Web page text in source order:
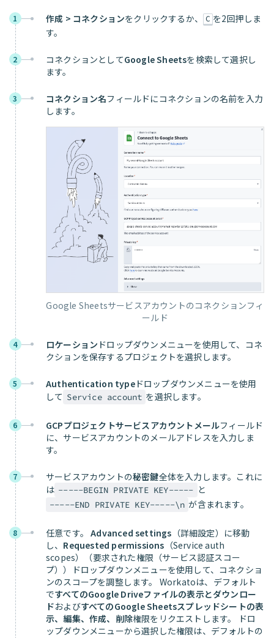
1 作成 > コネクションをクリックするか、 C を2回押しま
す。
2 コネクションとしてGoogle Sheetsを検索して選択し
ます。
3 コネクション名フィールドにコネクションの名前を入力
します。
Google Sheetsサービスアカウントのコネクションフィ
ールド
4 ロケーション ドロップダウンメニューを使用して、コネ
クションを保存するプロジェクトを選択します。
5 Authentication typeドロップダウンメニューを使用
して Service account を選択します。
6 GCPプロジェクトサービスアカウントメールフィールド
に、サービスアカウントのメールアドレスを入力しま
す。
7 サービスアカウントの秘密鍵全体を入力します。これに
は -----BEGIN PRIVATE KEY----- と
-----END PRIVATE KEY-----\n が含まれます。
8 任意です。Advanced settings （詳細設定）に移動
し、 Requested permissions （Service auth
scopes）（要求された権限（サービス認証スコー
プ））ドロップダウンメニューを使用して、コネクショ
ンのスコープを調整します。 Workatoは、デフォルト
ですべてのGoogle Driveファイルの表示とダウンロー
ドおよびすべてのGoogle Sheetsスプレッドシートの表
示、編集、作成、削除権限をリクエストします。 ドロ
ップダウンメニューから選択した権限は、デフォルトの